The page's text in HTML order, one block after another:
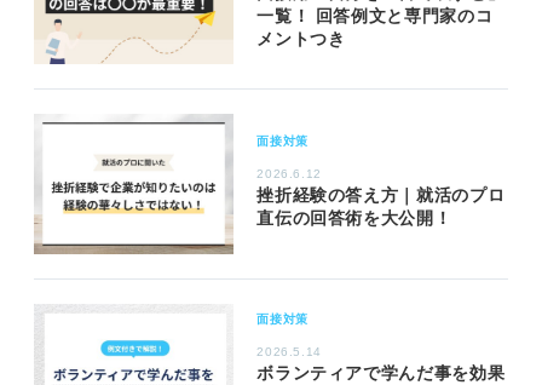
一覧！ 回答例文と専門家のコ
メントつき
面接対策
2026.6.12
挫折経験の答え方｜就活のプロ
直伝の回答術を大公開！
面接対策
2026.5.14
ボランティアで学んだ事を効果